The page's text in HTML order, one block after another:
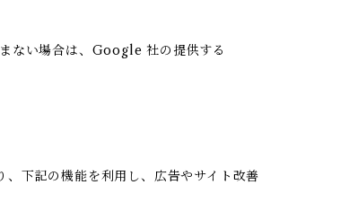
ない場合は、Google 社の提供する
下記の機能を利用し、広告やサイト改善